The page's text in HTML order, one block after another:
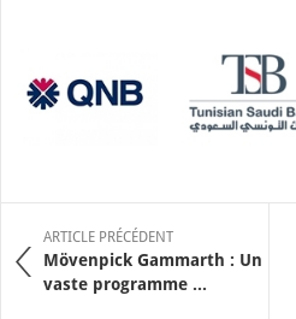
ARTICLE PRÉCÉDENT
Mövenpick Gammarth : Un
vaste programme ...